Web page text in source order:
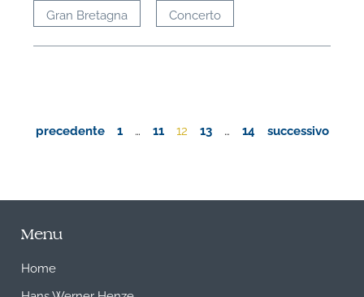
Gran Bretagna Concerto
precedente 1 11 12 13 14 successivo
Menu
Home